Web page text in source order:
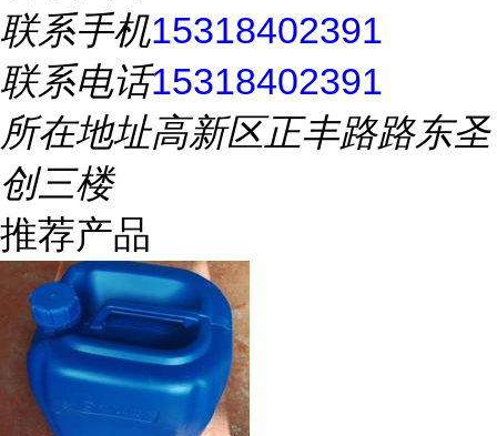
联系手机15318402391
联系电话15318402391
所在地址高新区正丰路路东圣
创三楼
推荐产品